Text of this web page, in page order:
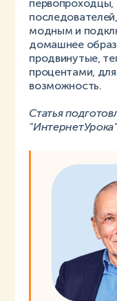
первопроходцы,
модным и
домашнее
продвинутые,
процентами,
возможность.
Статья